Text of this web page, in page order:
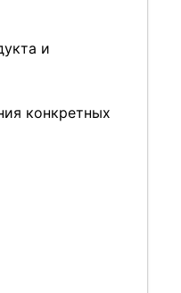
и
конкретных